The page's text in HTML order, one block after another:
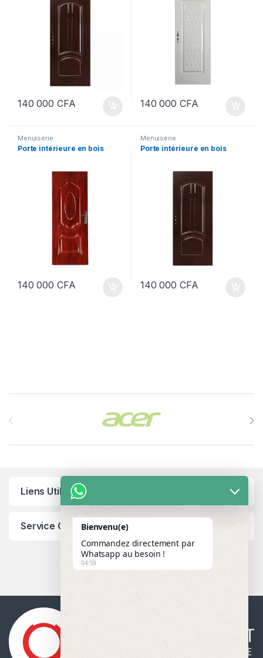
140 000 CFA 140 000 CFA
Menuiserie
Porte intérieure en bois
140 000 CFA
Menuiserie
Porte intérieure en bois
140 000 CFA
Liens Utiles
Service ClientBienvenu(e)
Commandez directement par
Whatsapp au besoin !
04:59